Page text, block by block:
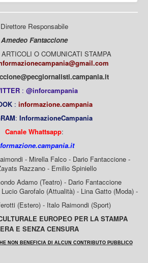
Direttore Responsabile
Amedeo Fantaccione
O COMUNICATI STAMPA
: @inforcampania
: informazione.campania
: InformazioneCampania
Canale Whattsapp:
- Mirella Falco - Dario Fantaccione -
Razzano - Emilio Spiniello
Adamo (Teatro) - Dario Fantaccione
Garofalo (Attualità) - Lina Gatto (Moda) -
(Estero) - Italo Raimondi (Sport)
EUROPEO PER LA STAMPA
E SENZA CENSURA
NON BENEFICIA DI ALCUN CONTRIBUTO PUBBLICO